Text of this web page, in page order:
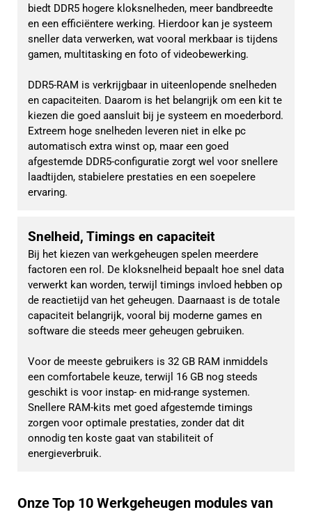
biedt DDR5 hogere kloksnelheden, meer bandbreedte
en een efficiëntere werking. Hierdoor kan je systeem
sneller data verwerken, wat vooral merkbaar is tijdens
gamen, multitasking en foto of videobewerking.
DDR5-RAM is verkrijgbaar in uiteenlopende snelheden
en capaciteiten. Daarom is het belangrijk om een kit te
kiezen die goed aansluit bij je systeem en moederbord.
Extreem hoge snelheden leveren niet in elke pc
automatisch extra winst op, maar een goed
afgestemde DDR5-configuratie zorgt wel voor snellere
laadtijden, stabielere prestaties en een soepelere
ervaring.
Snelheid, Timings en capaciteit
Bij het kiezen van werkgeheugen spelen meerdere
factoren een rol. De kloksnelheid bepaalt hoe snel data
verwerkt kan worden, terwijl timings invloed hebben op
de reactietijd van het geheugen. Daarnaast is de totale
capaciteit belangrijk, vooral bij moderne games en
software die steeds meer geheugen gebruiken.
Voor de meeste gebruikers is 32 GB RAM inmiddels
een comfortabele keuze, terwijl 16 GB nog steeds
geschikt is voor instap- en mid-range systemen.
Snellere RAM-kits met goed afgestemde timings
zorgen voor optimale prestaties, zonder dat dit
onnodig ten koste gaat van stabiliteit of
energieverbruik.
Onze Top 10 Werkgeheugen modules van